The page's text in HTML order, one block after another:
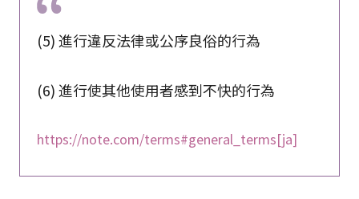
(5) 進行違反法律或公序良俗的行為
(6) 進行使其他使用者感到不快的行為
https://note.com/terms#general_terms[ja]